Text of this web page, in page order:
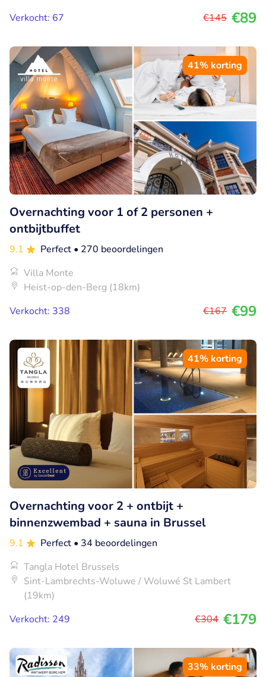
Verkocht: 67
€145 €89
41% korting
Overnachting voor 1 of 2 personen +
ontbijtbuffet
9.1 Perfect • 270 beoordelingen
Villa Monte
Heist-op-den-Berg (18km)
Verkocht: 338
€167 €99
41% korting
Overnachting voor 2 + ontbijt +
binnenzwembad + sauna in Brussel
9.1 Perfect • 34 beoordelingen
Tangla Hotel Brussels
Sint-Lambrechts-Woluwe / Woluwé St Lambert
(19km)
Verkocht: 249
€304 €179
33% korting